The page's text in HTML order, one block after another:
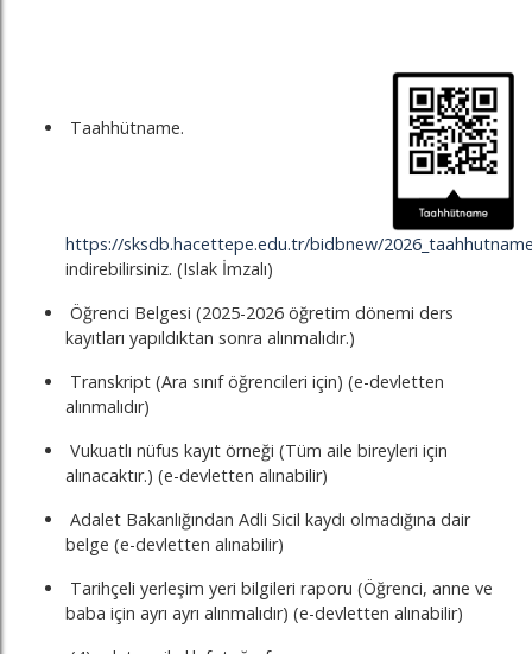
Taahhütname.
https://sksdb.hacettepe.edu.tr/bidbnew/
indirebilirsiniz. (Islak İmzalı)
Öğrenci Belgesi (2025-2026 öğretim dönemi ders
kayıtları yapıldıktan sonra alınmalıdır.)
Transkript (Ara sınıf öğrencileri için) (e-devletten
alınmalıdır)
Vukuatlı nüfus kayıt örneği (Tüm aile bireyleri için
alınacaktır.) (e-devletten alınabilir)
Adalet Bakanlığından Adli Sicil kaydı olmadığına dair
belge (e-devletten alınabilir)
Tarihçeli yerleşim yeri bilgileri raporu (Öğrenci, anne ve
baba için ayrı ayrı alınmalıdır) (e-devletten alınabilir)